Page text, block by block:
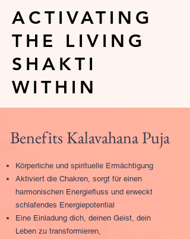
ACTIVATING
THE LIVING
SHAKTI
WITHIN
Benefits Kalavahana Puja
Körperliche und spirituelle Ermächtigung
Aktiviert die Chakren, sorgt für einen
harmonischen Energiefluss und erweckt
schlafendes Energiepotential
Eine Einladung dich, deinen Geist, dein
Leben zu transformieren,